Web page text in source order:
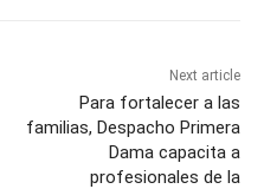
Next article
Para fortalecer a las
familias, Despacho Primera
Dama capacita a
profesionales de la